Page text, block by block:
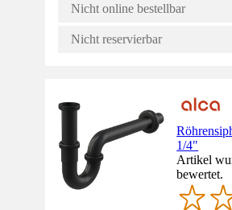
Nicht online bestellbar
Nicht reservierbar
1/4"
Artikel
bewertet.